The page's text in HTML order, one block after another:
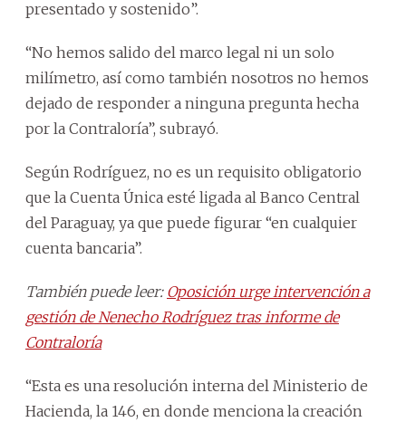
presentado y sostenido”.
“No hemos salido del marco legal ni un solo
milímetro, así como también nosotros no hemos
dejado de responder a ninguna pregunta hecha
por la Contraloría”, subrayó.
Según Rodríguez, no es un requisito obligatorio
que la Cuenta Única esté ligada al Banco Central
del Paraguay, ya que puede figurar “en cualquier
cuenta bancaria”.
También puede leer: Oposición urge intervención a
gestión de Nenecho Rodríguez tras informe de
Contraloría
“Esta es una resolución interna del Ministerio de
Hacienda, la 146, en donde menciona la creación